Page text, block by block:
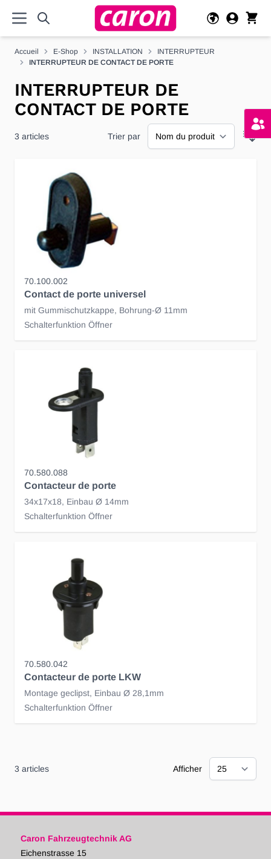
Accueil E-Shop INSTALLATION
INTERRUPTEUR
INTERRUPTEUR DE CONTACT DE PORTE
INTERRUPTEUR DE
CONTACT DE PORTE
3 articles Trier par
70.100.002
Contact de porte universel
mit Gummischutzkappe, Bohrung-Ø 11mm
Schalterfunktion Öffner
70.580.088
Contacteur de porte
34x17x18, Einbau Ø 14mm
Schalterfunktion Öffner
70.580.042
Contacteur de porte LKW
Montage geclipst, Einbau Ø 28,1mm
Schalterfunktion Öffner
3 articles Afficher
Caron Fahrzeugtechnik AG
Eichenstrasse 15